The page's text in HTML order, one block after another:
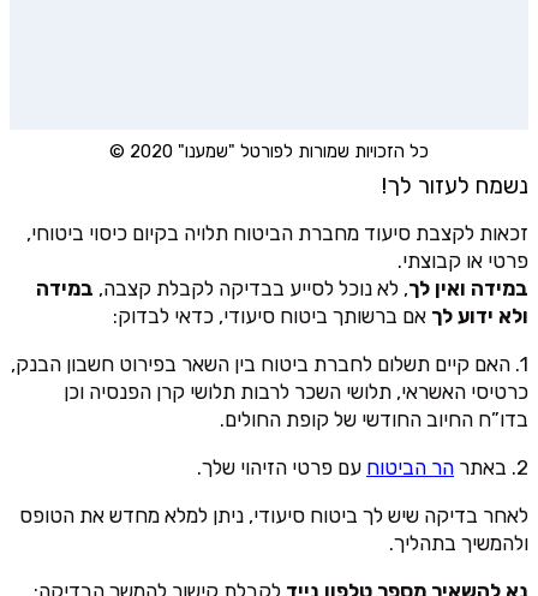
כל הזכויות שמורות לפורטל "שמענו" 2020 ©
נשמח לעזור לך!
זכאות לקצבת סיעוד מחברת הביטוח תלויה בקיום כיסוי ביטוחי,
פרטי או קבוצתי.
במידה ואין לך, לא נוכל לסייע בבדיקה לקבלת קצבה, במידה
ולא ידוע לך אם ברשותך ביטוח סיעודי, כדאי לבדוק:
1. האם קיים תשלום לחברת ביטוח בין השאר בפירוט חשבון הבנק,
כרטיסי האשראי, תלושי השכר לרבות תלושי קרן הפנסיה וכן
בדו”ח החיוב החודשי של קופת החולים.
2. באתר
הר הביטוח עם פרטי הזיהוי שלך.
לאחר בדיקה שיש לך ביטוח סיעודי, ניתן למלא מחדש את הטופס
ולהמשיך בתהליך.
נא להשאיר מספר טלפון נייד לקבלת קישור להמשך הבדיקה: